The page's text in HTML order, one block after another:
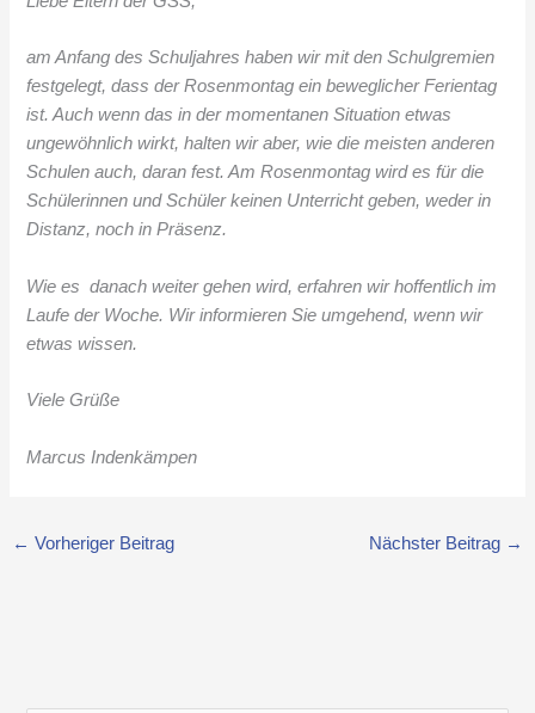
am Anfang des Schuljahres haben wir mit den Schulgremien
festgelegt, dass der Rosenmontag ein beweglicher Ferientag
ist. Auch wenn das in der momentanen Situation etwas
ungewöhnlich wirkt, halten wir aber, wie die meisten anderen
Schulen auch, daran fest. Am Rosenmontag wird es für die
Schülerinnen und Schüler keinen Unterricht geben, weder in
Distanz, noch in Präsenz.
Wie es danach weiter gehen wird, erfahren wir hoffentlich im
Laufe der Woche. Wir informieren Sie umgehend, wenn wir
etwas wissen.
Viele Grüße
Marcus Indenkämpen
← Vorheriger Beitrag Nächster Beitrag →